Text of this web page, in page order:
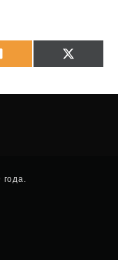
OdnoklassnikiX
года.